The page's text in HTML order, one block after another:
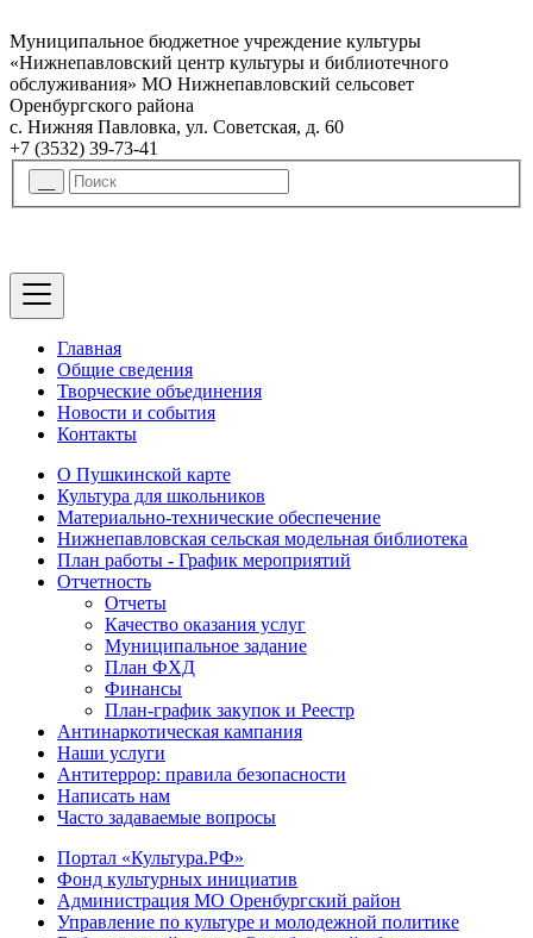
Муниципальное бюджетное учреждение культуры
«Нижнепавловский центр культуры и библиотечного
обслуживания» МО Нижнепавловский сельсовет
Оренбургского района
с. Нижняя Павловка, ул. Советская, д. 60
+7 (3532) 39-73-41
Главная
Общие сведения
Творческие объединения
Новости и события
Контакты
О Пушкинской карте
Культура для школьников
Материально-технические обеспечение
Нижнепавловская сельская модельная библиотека
План работы - График мероприятий
Отчетность
Отчеты
Качество оказания услуг
Муниципальное задание
План ФХД
Финансы
План-график закупок и Реестр
Антинаркотическая кампания
Наши услуги
Антитеррор: правила безопасности
Написать нам
Часто задаваемые вопросы
Портал «Культура.РФ»
Фонд культурных инициатив
Администрация МО Оренбургский район
Управление по культуре и молодежной политике